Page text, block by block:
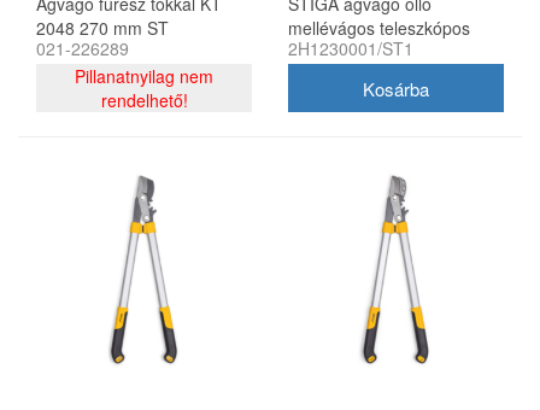
2048 270 mm ST
021-226289
Pillanatnyilag nem
rendelhető!
mellévágos teleszkópos
2H1230001/ST1